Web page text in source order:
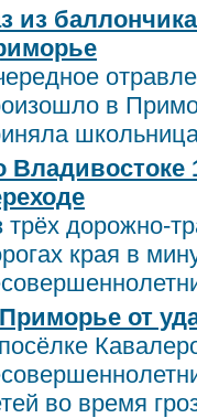
из
в
трёх дорожно-
края в
от
во время